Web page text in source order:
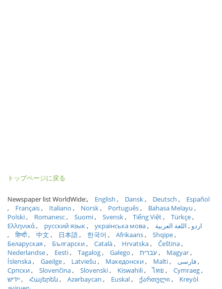
トップページに戻る
Newspaper list WorldWide: English Dansk Deutsch
Español
Français
Italiano Norsk Português
Bahasa Melayu
Polski
Romanesc Suomi Svensk Tiếng Việt
Türkçe
Ελληνικά
русский язык українська мова اردو
اللغة العربية
हिन्दी
中文 日本語 한국어 Afrikaans
Shqipe
Беларуская
Български Català Hrvatska
Čeština
Nederlandse
Eesti Tagalog Galego עברית
Magyar
Íslenska
Gaeilge Latviešu Македонски Malti
فارسی
Српски
Slovenčina Slovenski Kiswahili ไทย
Cymraeg
ייִדיש
Հայերեն Azərbaycan Euskal ქართული
Kreyòl